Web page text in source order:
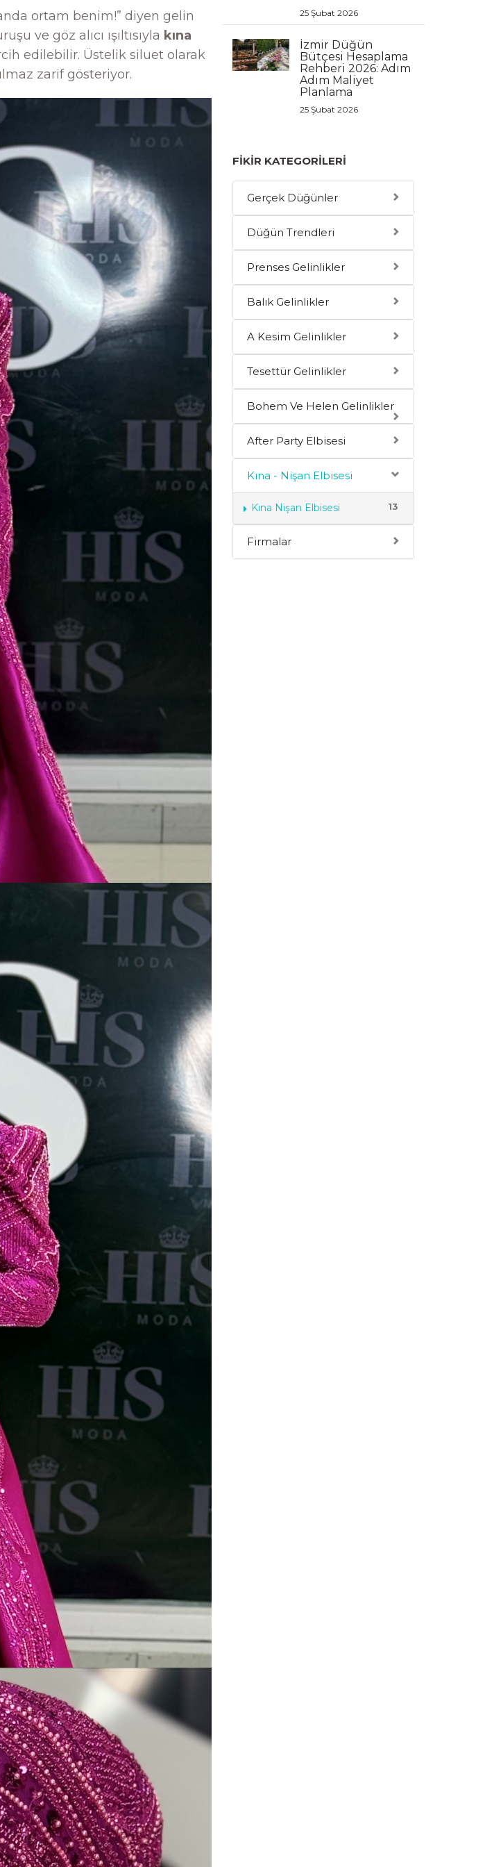
ortam benim!” diyen gelin
ve göz alıcı ışıltısıyla kına
edilebilir. Üstelik siluet olarak
zarif gösteriyor.
25 Şubat 2026
İzmir Düğün
Bütçesi Hesaplama
Rehberi 2026: Adım
Adım Maliyet
Planlama
25 Şubat 2026
FIKIR KATEGORILERI
Gerçek Düğünler
Düğün Trendleri
Prenses Gelinlikler
Balık Gelinlikler
A Kesim Gelinlikler
Tesettür Gelinlikler
Bohem Ve Helen Gelinlikler
After Party Elbisesi
Kına - Nişan Elbisesi
13
Kına Nişan Elbisesi
Firmalar